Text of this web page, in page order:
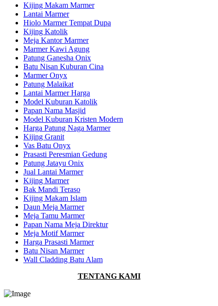
Kijing Makam Marmer
Lantai Marmer
Hiolo Marmer Tempat Dupa
Kijing Katolik
Meja Kantor Marmer
Marmer Kawi Agung
Patung Ganesha Onix
Batu Nisan Kuburan Cina
Marmer Onyx
Patung Malaikat
Lantai Marmer Harga
Model Kuburan Katolik
Papan Nama Masjid
Model Kuburan Kristen Modern
Harga Patung Naga Marmer
Kijing Granit
Vas Batu Onyx
Prasasti Peresmian Gedung
Patung Jatayu Onix
Jual Lantai Marmer
Kijing Marmer
Bak Mandi Teraso
Kijing Makam Islam
Daun Meja Marmer
Meja Tamu Marmer
Papan Nama Meja Direktur
Meja Motif Marmer
Harga Prasasti Marmer
Batu Nisan Marmer
Wall Cladding Batu Alam
TENTANG KAMI